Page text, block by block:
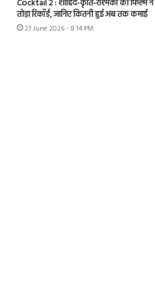
Cocktail 2 : शाहिद-कृति-रश्मिका की फिल्म ने
तोड़ा रिकॉर्ड, जानिए कितनी हुई अब तक कमाई
27 June 2026 - 8:14 PM